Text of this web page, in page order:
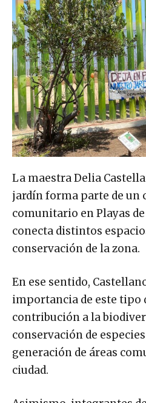
La maestra Delia
jardín forma parte de un
comunitario en Playas
conecta distintos
conservación de la zona.
En ese sentido,
importancia de este tipo
contribución a la
conservación de
generación de áreas
ciudad.